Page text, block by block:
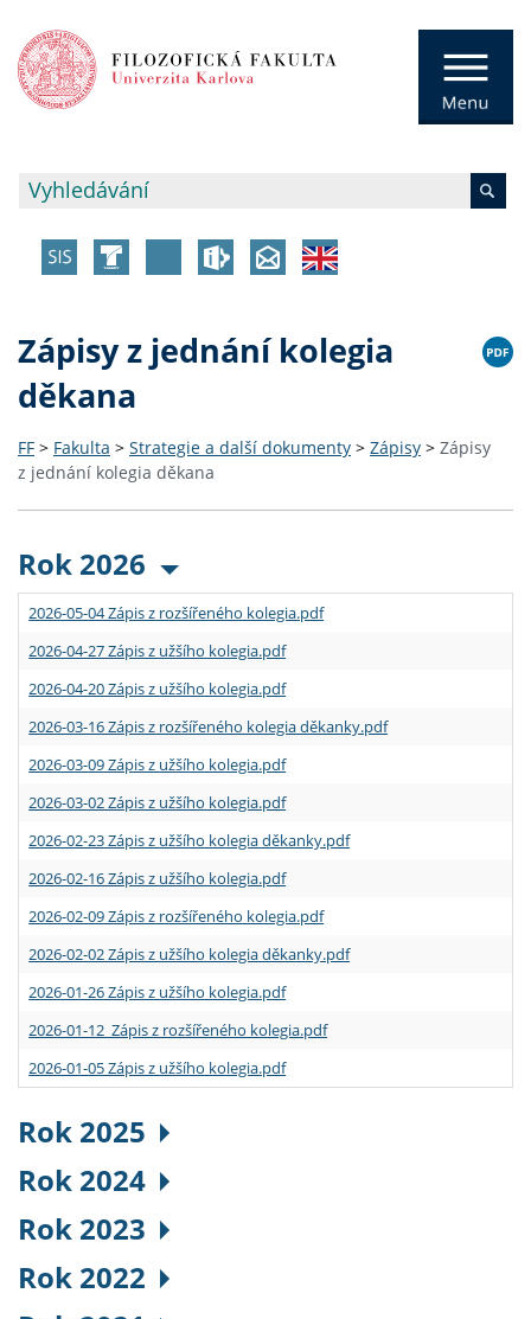
Zápisy z jednání kolegia
děkana
FF > Fakulta > Strategie a další dokumenty > Zápisy > Zápisy
z jednání kolegia děkana
Rok 2026
2026-05-04 Zápis z rozšířeného kolegia.pdf
2026-04-27 Zápis z užšího kolegia.pdf
2026-04-20 Zápis z užšího kolegia.pdf
2026-03-16 Zápis z rozšířeného kolegia děkanky.pdf
2026-03-09 Zápis z užšího kolegia.pdf
2026-03-02 Zápis z užšího kolegia.pdf
2026-02-23 Zápis z užšího kolegia děkanky.pdf
2026-02-16 Zápis z užšího kolegia.pdf
2026-02-09 Zápis z rozšířeného kolegia.pdf
2026-02-02 Zápis z užšího kolegia děkanky.pdf
2026-01-26 Zápis z užšího kolegia.pdf
2026-01-12 Zápis z rozšířeného kolegia.pdf
2026-01-05 Zápis z užšího kolegia.pdf
Rok 2025
Rok 2024
Rok 2023
Rok 2022